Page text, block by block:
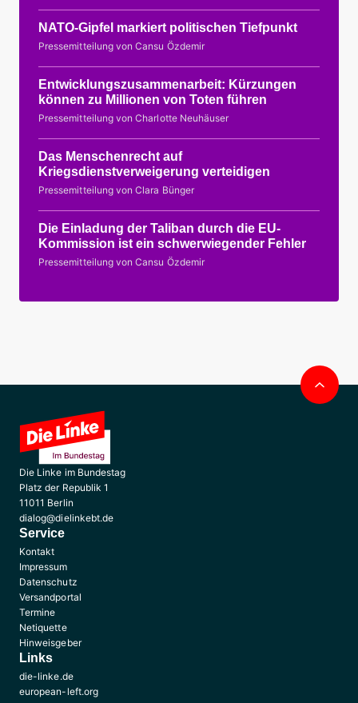
NATO-Gipfel markiert politischen Tiefpunkt
Pressemitteilung von Cansu Özdemir
Entwicklungszusammenarbeit: Kürzungen
können zu Millionen von Toten führen
Pressemitteilung von Charlotte Neuhäuser
Das Menschenrecht auf
Kriegsdienstverweigerung verteidigen
Pressemitteilung von Clara Bünger
Die Einladung der Taliban durch die EU-
Kommission ist ein schwerwiegender Fehler
Pressemitteilung von Cansu Özdemir
Die Linke im Bundestag
Platz der Republik 1
11011 Berlin
dialog@dielinkebt.de
Service
Kontakt
Impressum
Datenschutz
Versandportal
Termine
Netiquette
Hinweisgeber
Links
die-linke.de
european-left.org